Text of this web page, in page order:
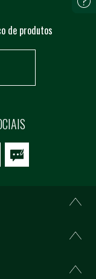
de produtos